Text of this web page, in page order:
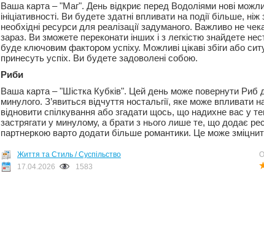
Ваша карта – "Маг". День відкриє перед Водоліями нові
ініціативності. Ви будете здатні впливати на події більше,
необхідні ресурси для реалізації задуманого. Важливо не
зараз. Ви зможете переконати інших і з легкістю знайдете
буде ключовим фактором успіху. Можливі цікаві збіги або
принесуть успіх. Ви будете задоволені собою.
Риби
Ваша карта – "Шістка Кубків". Цей день може повернути Риб
минулого. З’явиться відчуття ностальгії, яке може впливати
відновити спілкування або згадати щось, що надихне вас у
застрягати у минулому, а брати з нього лише те, що додає
партнеркою варто додати більше романтики. Це може
Життя та Стиль / Суспільство
17.04.2026
1583